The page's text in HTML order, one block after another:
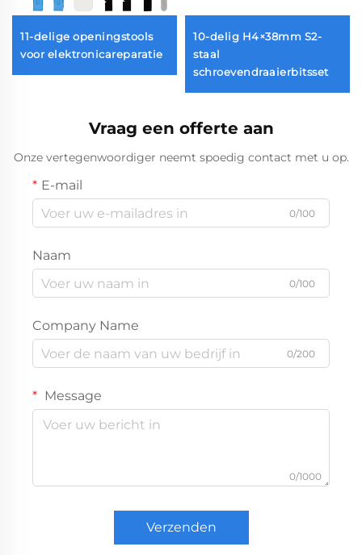
11-delige openingstools
voor elektronicareparatie
10-delig H4×38mm S2-
staal
schroevendraaierbitsset
Vraag een offerte aan
Onze vertegenwoordiger neemt spoedig contact met u op.
E-mail
0/100
Naam
0/100
Company Name
0/200
Message
0/1000
Verzenden